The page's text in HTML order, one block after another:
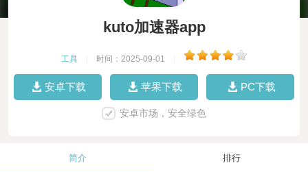
kuto加速器app
工具 时间：2025-09-01
安卓下载 苹果下载 PC下载
安卓市场，安全绿色
简介 排行